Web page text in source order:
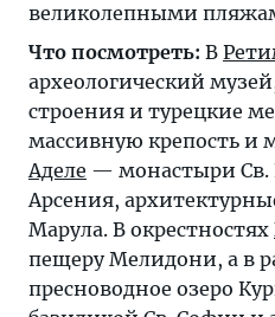
великолепными
Что посмотреть: В
археологический
строения и турецкие
массивную крепость и
Аделе — монастыри Св.
Арсения,
Марула. В окрестностях
пещеру Мелидони, а в
пресноводное озеро